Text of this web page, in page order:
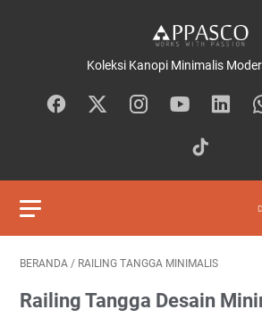
Koleksi Kanopi Minimalis
BERANDA / RAILING TANGGA MINIMALIS
Railing Tangga Desain